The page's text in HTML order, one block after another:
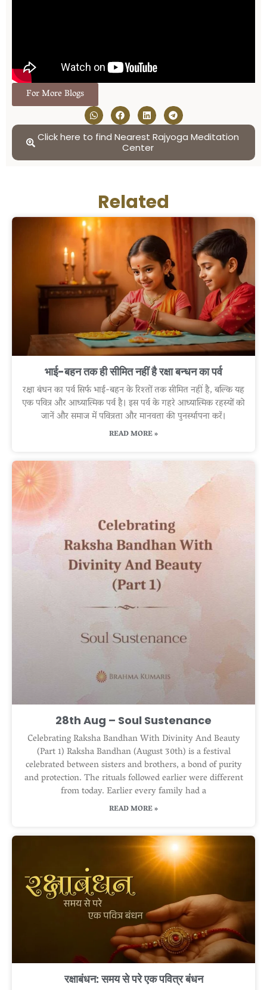
For More Blogs
Click here to find Nearest Rajyoga Meditation
Center
Related
भाई-बहन तक ही सीमित नहीं है रक्षा बन्धन का पर्व
रक्षा बंधन का पर्व सिर्फ भाई-बहन के रिश्तों तक सीमित नहीं है, बल्कि यह
एक पवित्र और आध्यात्मिक पर्व है। इस पर्व के गहरे आध्यात्मिक रहस्यों को
जानें और समाज में पवित्रता और मानवता की पुनर्स्थापना करें।
READ MORE »
28th Aug – Soul Sustenance
Celebrating Raksha Bandhan With Divinity And Beauty
(Part 1) Raksha Bandhan (August 30th) is a festival
celebrated between sisters and brothers, a bond of purity
and protection. The rituals followed earlier were different
from today. Earlier every family had a
READ MORE »
रक्षाबंधन: समय से परे एक पवित्र बंधन